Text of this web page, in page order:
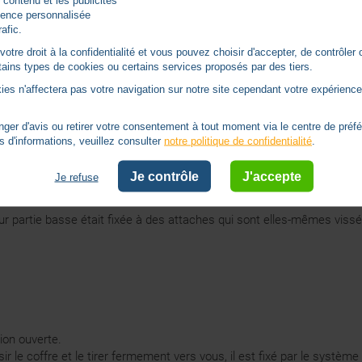
de la montée et de la descente. Pour les retirer, vous devez
fixés par un système de clip au sur le coffre et sur les
partie basse était fixée à des attaches qui sont elles-mêmes
ouverte.
le coffre et le tirer fermement vers vous, il est fixé par le
personnalisée
droit à la confidentialité et vous pouvez choisir d'accepter, de contrôler
types de cookies ou certains services proposés par des tiers.
n'affectera pas votre navigation sur notre site cependant votre
d'avis ou retirer votre consentement à tout moment via le centre de
d'informations, veuillez consulternotre politique de confidentialité
Je refuse Je contrôle J'accepte